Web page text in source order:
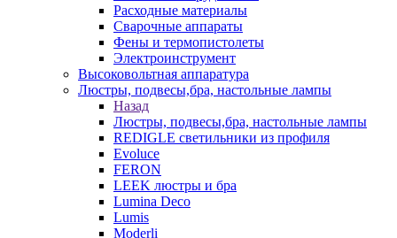
Расходные материалы
Сварочные аппараты
Фены и термопистолеты
Электроинструмент
Высоковольтная аппаратура
Люстры, подвесы,бра, настольные лампы
Назад
Люстры, подвесы,бра, настольные лампы
REDIGLE светильники из профиля
Evoluce
FERON
LEEK люстры и бра
Lumina Deco
Lumis
Moderli